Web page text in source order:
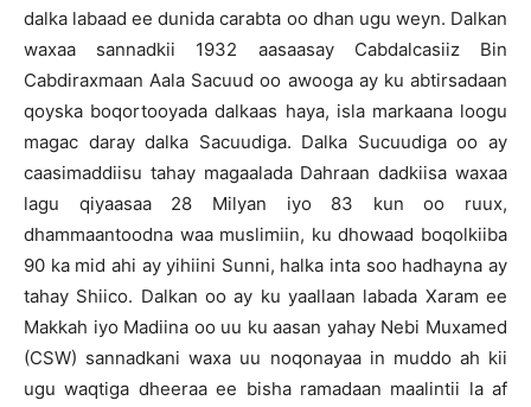
dalka labaad ee dunida carabta oo dhan ugu weyn. Dalkan
waxaa sannadkii 1932 aasaasay Cabdalcasiiz Bin
Cabdiraxmaan Aala Sacuud oo awooga ay ku abtirsadaan
qoyska boqortooyada dalkaas haya, isla markaana loogu
magac daray dalka Sacuudiga. Dalka Sucuudiga oo ay
caasimaddiisu tahay magaalada Dahraan dadkiisa waxaa
lagu qiyaasaa 28 Milyan iyo 83 kun oo ruux,
dhammaantoodna waa muslimiin, ku dhowaad boqolkiiba
90 ka mid ahi ay yihiini Sunni, halka inta soo hadhayna ay
tahay Shiico. Dalkan oo ay ku yaallaan labada Xaram ee
Makkah iyo Madiina oo uu ku aasan yahay Nebi Muxamed
(CSW) sannadkani waxa uu noqonayaa in muddo ah kii
ugu waqtiga dheeraa ee bisha ramadaan maalintii la af